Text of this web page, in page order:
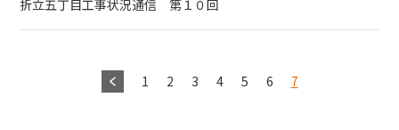
折立五丁目工事状況通信 第１０回
1 2 3 4 5 6 7